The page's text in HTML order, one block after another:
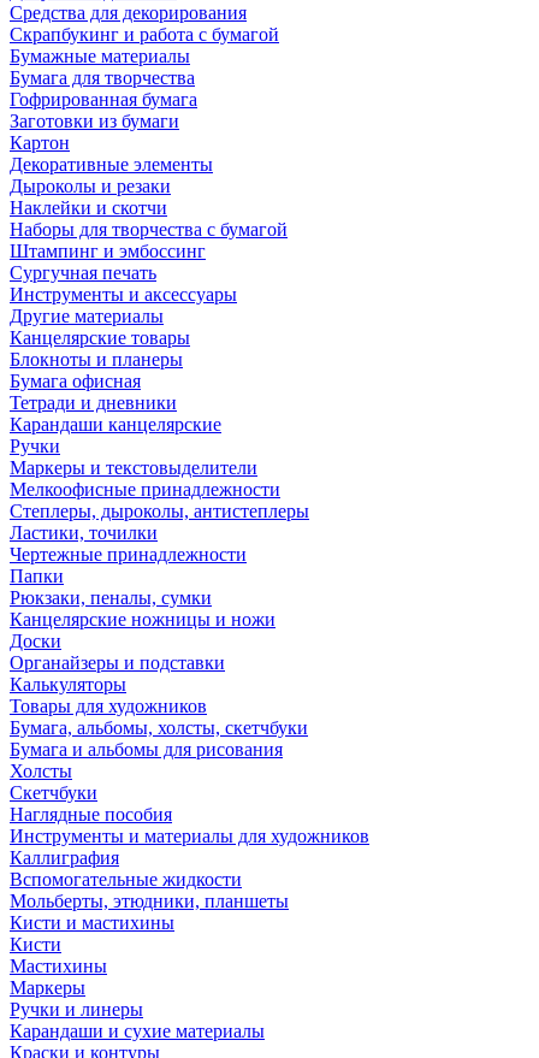
Средства для декорирования
Скрапбукинг и работа с бумагой
Бумажные материалы
Бумага для творчества
Гофрированная бумага
Заготовки из бумаги
Картон
Декоративные элементы
Дыроколы и резаки
Наклейки и скотчи
Наборы для творчества с бумагой
Штампинг и эмбоссинг
Сургучная печать
Инструменты и аксессуары
Другие материалы
Канцелярские товары
Блокноты и планеры
Бумага офисная
Тетради и дневники
Карандаши канцелярские
Ручки
Маркеры и текстовыделители
Мелкоофисные принадлежности
Степлеры, дыроколы, антистеплеры
Ластики, точилки
Чертежные принадлежности
Папки
Рюкзаки, пеналы, сумки
Канцелярские ножницы и ножи
Доски
Органайзеры и подставки
Калькуляторы
Товары для художников
Бумага, альбомы, холсты, скетчбуки
Бумага и альбомы для рисования
Холсты
Скетчбуки
Наглядные пособия
Инструменты и материалы для художников
Каллиграфия
Вспомогательные жидкости
Мольберты, этюдники, планшеты
Кисти и мастихины
Кисти
Мастихины
Маркеры
Ручки и линеры
Карандаши и сухие материалы
Краски и контуры